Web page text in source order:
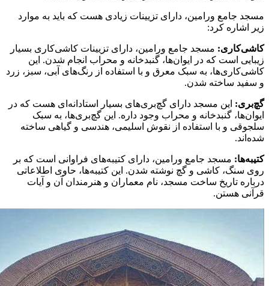
مسجد جامع ورامین، دارای تزیینات زیادی هست که باید به موارد
زیر اشاره کرد:
کاشی‌کاری: مسجد جامع ورامین، دارای تزیینات کاشی‌کاری بسیار
زیبایی است که در ایوان‌ها، گنبدخانه و محراب انجام شدن. این
کاشی‌کاری‌ها، به سبک معرق و با استفاده از رنگ‌های آبی، سبز، زرد
و سفید ساخته شدن.
گچ‌بری: این مسجد دارای گچ‌بری‌های بسیار استادانه‌ای هست که در
ایوان‌ها، گنبدخانه و محراب وجود داره. این گچ‌بری‌ها، به سبک
سلجوقی و با استفاده از نقوش اسلیمی، هندسی و گیاهی ساخته
شده‌اند.
کتیبه‌ها: مسجد جامع ورامین، دارای کتیبه‌های فراوانی است که بر
روی سنگ، کاشی و گچ نوشته شدن. این کتیبه‌ها، حاوی اطلاعاتی
درباره تاریخ ساخت مسجد، نام معماران و هنرمندان آن و آیات
قرآنی هستن.